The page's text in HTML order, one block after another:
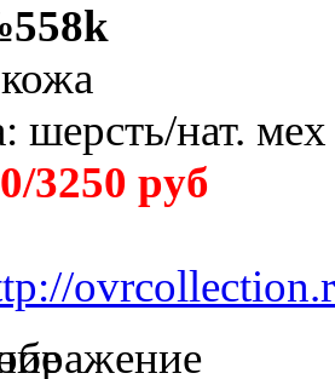
шерсть/нат. мех
3250 руб